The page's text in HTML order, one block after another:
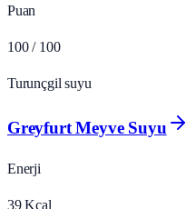
Puan
100 / 100
Turunçgil suyu
Greyfurt Meyve Suyu
Enerji
39 Kcal